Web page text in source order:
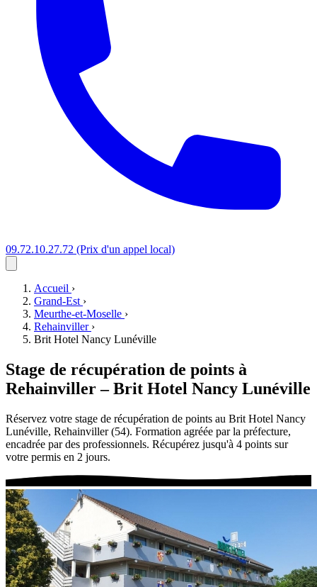
09.72.10.27.72 (Prix d'un appel local)
Accueil ›
Grand-Est ›
Meurthe-et-Moselle ›
Rehainviller ›
Brit Hotel Nancy Lunéville
Stage de récupération de points à
Rehainviller–Brit Hotel Nancy Lunéville
Réservez votre stage de récupération de points au Brit Hotel Nancy
Lunéville, Rehainviller (54). Formation agréée par la préfecture,
encadrée par des professionnels. Récupérez jusqu'à 4 points sur
votre permis en 2 jours.